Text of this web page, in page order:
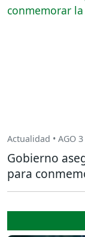
Actualidad • AGO
Gobierno
para